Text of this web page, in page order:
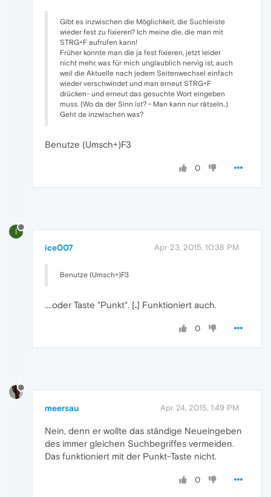
Gibt es inzwischen die Möglichkeit, die Suchleiste
wieder fest zu fixieren? Ich meine die, die man mit
STRG+F aufrufen kann!
Früher konnte man die ja fest fixieren, jetzt leider
nicht mehr, was für mich unglaublich nervig ist, auch
weil die Aktuelle nach jedem Seitenwechsel einfach
wieder verschwindet und man erneut STRG+F
drücken- und erneut das gesuchte Wort eingeben
muss. (Wo da der Sinn ist? ~ Man kann nur rätseln..)
Geht da inzwischen was?
Benutze (Umsch+)F3
0
I
ice007 Apr 23, 2015, 10:38 PM
Benutze (Umsch+)F3
....oder Taste "Punkt". [.] Funktioniert auch.
0
meersau Apr 24, 2015, 1:49 PM
Nein, denn er wollte das ständige Neueingeben
des immer gleichen Suchbegriffes vermeiden.
Das funktioniert mit der Punkt-Taste nicht.
0